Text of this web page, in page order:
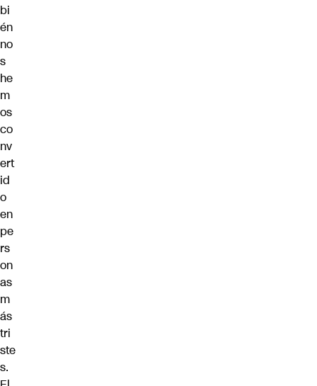
bi
én
no
s
he
m
os
co
nv
ert
id
o
en
pe
rs
on
as
m
ás
tri
ste
s.